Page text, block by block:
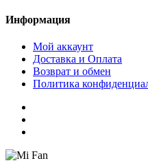
Информация
Мой аккаунт
Доставка и Оплата
Возврат и обмен
Политика